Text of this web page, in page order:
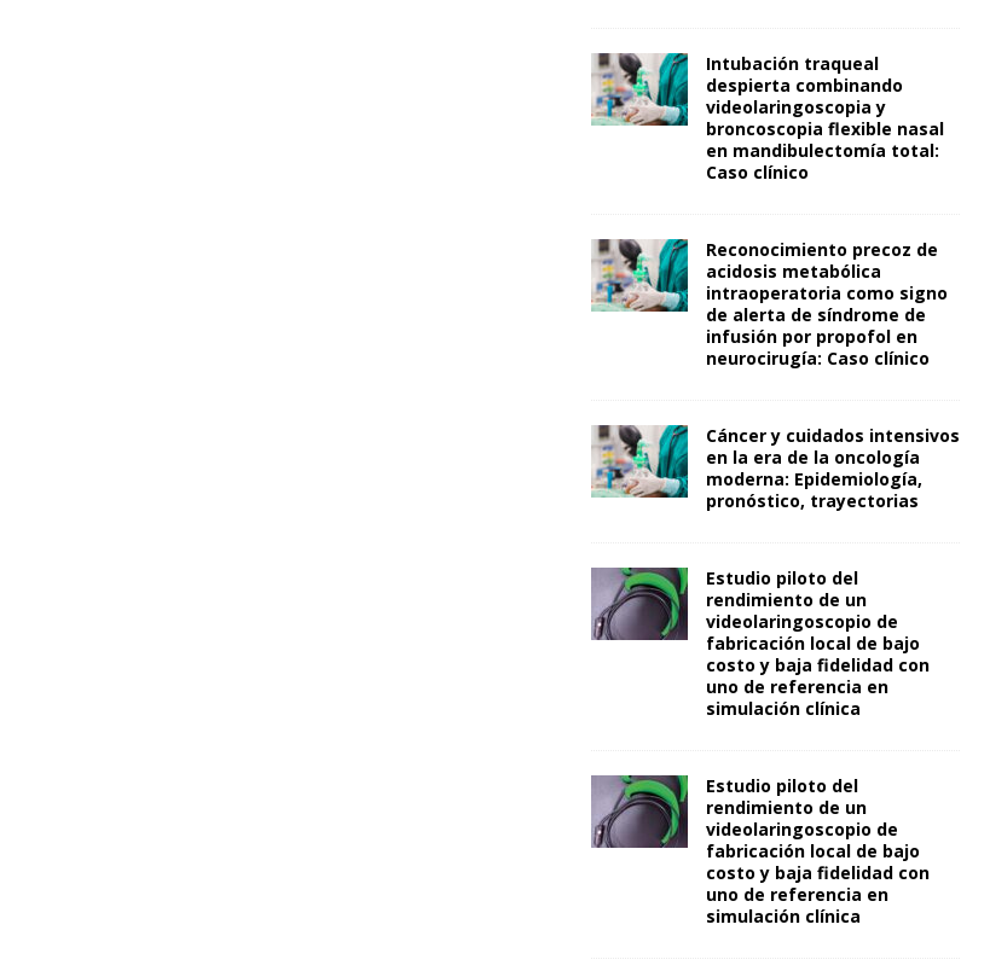
Intubación traqueal
despierta combinando
videolaringoscopia y
broncoscopia flexible nasal
en mandibulectomía total:
Caso clínico
Reconocimiento precoz de
acidosis metabólica
intraoperatoria como signo
de alerta de síndrome de
infusión por propofol en
neurocirugía: Caso clínico
Cáncer y cuidados intensivos
en la era de la oncología
moderna: Epidemiología,
pronóstico, trayectorias
Estudio piloto del
rendimiento de un
videolaringoscopio de
fabricación local de bajo
costo y baja fidelidad con
uno de referencia en
simulación clínica
Estudio piloto del
rendimiento de un
videolaringoscopio de
fabricación local de bajo
costo y baja fidelidad con
uno de referencia en
simulación clínica